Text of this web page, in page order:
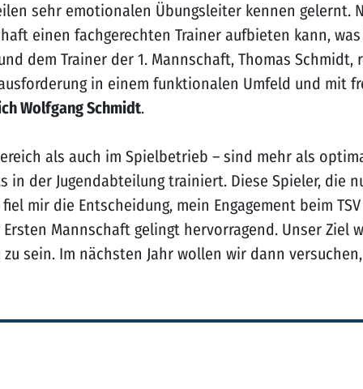
sehr emotionalen Übungsleiter kennen gelernt.
einen fachgerechten Trainer aufbieten kann,
dem Trainer der 1. Mannschaft, Thomas Schmidt,
in einem funktionalen Umfeld und mit
Wolfgang Schmidt.
als auch im Spielbetrieb – sind mehr als
der Jugendabteilung trainiert. Diese Spieler, die
mir die Entscheidung, mein Engagement beim TSV
Mannschaft gelingt hervorragend. Unser Ziel
sein. Im nächsten Jahr wollen wir dann